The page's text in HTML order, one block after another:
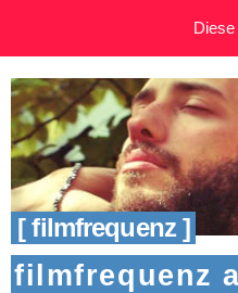
[ filmfrequenz ]
filmfrequenz